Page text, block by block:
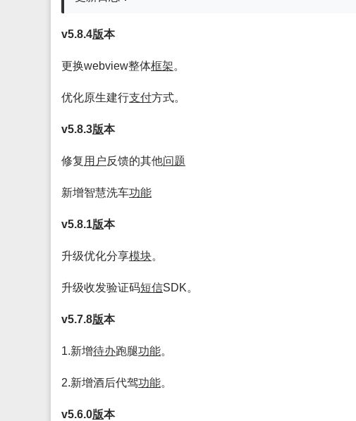
v5.8.4版本
更换webview整体框架。
优化原生建行支付方式。
v5.8.3版本
修复 用户反馈的其他问题
新增智慧洗车功能
v5.8.1版本
升级优化分享模块。
升级收发验证码短信SDK。
v5.7.8版本
1.新增待办跑腿功能。
2.新增酒后代驾功能。
v5.6.0版本